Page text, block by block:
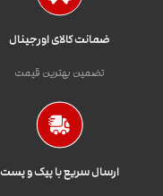
ضمانت کالای اورجینال
تضمین بهترین قیمت
ارسال سریع با پیک و پست